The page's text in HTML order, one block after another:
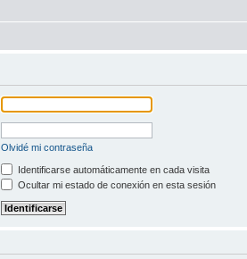
Olvidé mi contraseña
Identificarse automáticamente en cada visita
Ocultar mi estado de conexión en esta sesión